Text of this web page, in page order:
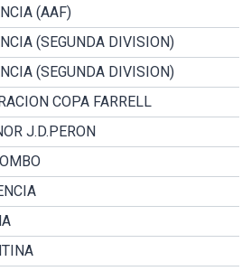
(AAF)
(SEGUNDA DIVISION)
(SEGUNDA DIVISION)
COPA FARRELL
J.D.PERON